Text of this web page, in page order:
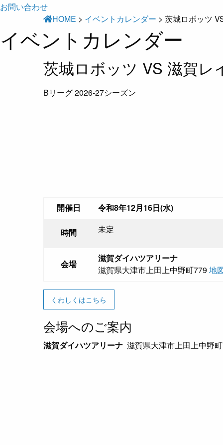
お問い合わせ
HOME > イベントカレンダー > 茨城ロボッツ
イベントカレンダー
茨城ロボッツ VS 滋賀レ
Bリーグ 2026-27シーズン
開催日 令和8年12月16日(水)
時間 未定
会場
滋賀ダイハツアリーナ
滋賀県大津市上田上中野町779地
くわしくはこちら
会場へのご案内
滋賀ダイハツアリーナ 滋賀県大津市上田上中野